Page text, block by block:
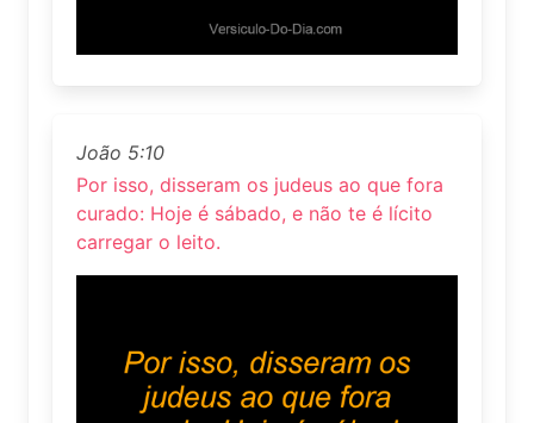
João 5:10
Por isso, disseram os judeus ao que fora
curado: Hoje é sábado, e não te é lícito
carregar o leito.